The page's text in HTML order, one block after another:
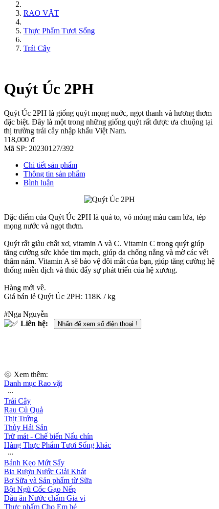
RAO VẶT
Thực Phẩm Tươi Sống
Trái Cây
Quýt Úc 2PH
Quýt Úc 2PH là giống quýt mọng nuớc, ngọt thanh và hương thơm
đặc biệt. Đây là một trong những giống quýt rất được ưa chuộng tại
thị trường trái cây nhập khẩu Việt Nam.
118,000 đ
Mã SP: 20230127/392
Chi tiết sản phẩm
Thông tin sản phẩm
Bình luận
Đặc điểm của Quýt Úc 2PH là quả to, vỏ mỏng màu cam lửa, tép
mọng nước và ngọt thơm.
Quýt rất giàu chất xơ, vitamin A và C. Vitamin C trong quýt giúp
tăng cường sức khỏe tim mạch, giúp da chống nắng và mờ các vết
thâm nám. Vitamin A sẽ bảo vệ đôi mắt của bạn, giúp tăng cường hệ
thống miễn dịch và thúc đẩy sự phát triển của hệ xương.
Hàng mới về.
Giá bán lẻ Quýt Úc 2PH: 118K / kg
#Nga Nguyễn
Liên hệ:
Nhấn để xem số điện thoại !
۞ Xem thêm:
Danh mục Rao vặt
∙∙∙
Trái Cây
Rau Củ Quả
Thịt Trứng
Thủy Hải Sản
Trữ mát - Chế biến Nấu chín
Hàng Thực Phẩm Tươi Sống khác
∙∙∙
Bánh Kẹo Mứt Sấy
Bia Rượu Nước Giải Khát
Bơ Sữa và Sản phẩm từ Sữa
Bột Ngũ Cốc Gạo Nếp
Dầu ăn Nước chấm Gia vị
Thực phẩm Cho Em bé